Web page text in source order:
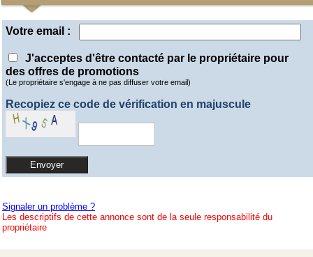
Votre email :
J'acceptes d'être contacté par le propriétaire pour
des offres de promotions
(Le propriétaire s'engage à ne pas diffuser votre email)
Recopiez ce code de vérification en majuscule
Signaler un problème ?
Les descriptifs de cette annonce sont de la seule responsabilité du
propriétaire